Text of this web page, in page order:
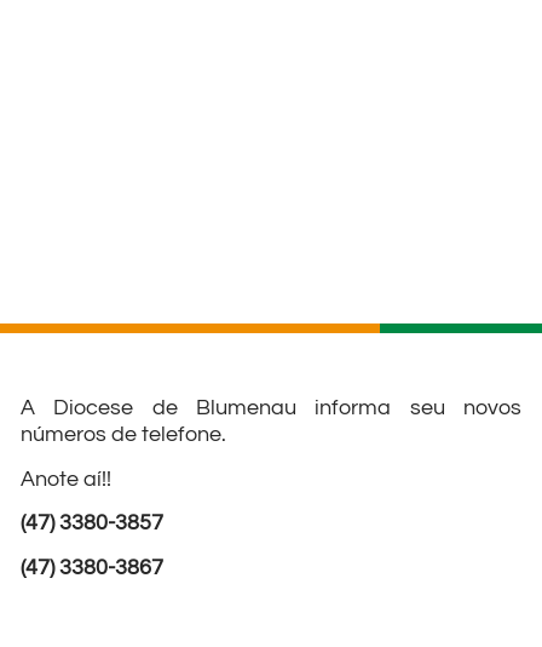
A Diocese de Blumenau informa seu novos
números de telefone.
Anote aí!!
(47) 3380-3857
(47) 3380-3867